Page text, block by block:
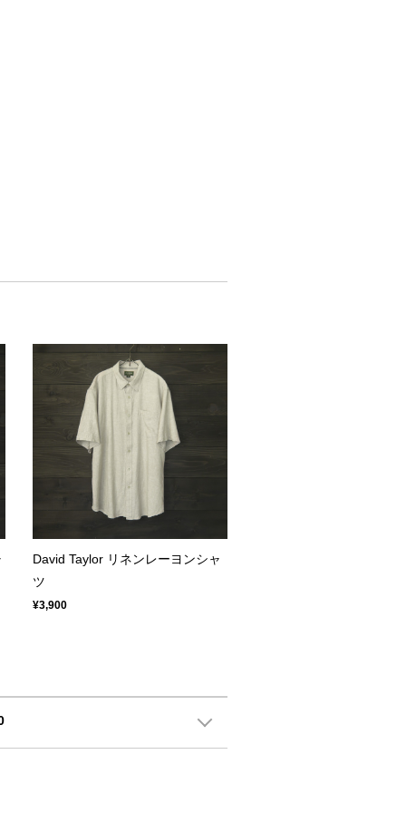
David Taylor リネンレーヨンシャ
ツ
¥3,900